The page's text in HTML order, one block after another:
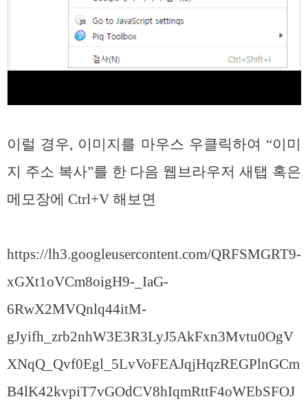
이럴 경우, 이미지를 마우스 우클릭하여 “이미
지 주소 복사”를 한 다음 웹브라우저 새탭 혹은
메모장에 Ctrl+V 해보면
https://lh3.googleusercontent.com/QRFSMGRT9-
xGXt1oVCm8oigH9-_IaG-
6RwX2MVQnlq44itM-
gJyifh_zrb2nhW3E3R3LyJ5AkFxn3Mvtu0OgV
XNqQ_Qvf0Egl_5LvVoFEAJqjHqzREGPlnGCm
B4lK42kvpiT7vGOdCV8hIqmRttF4oWEbSFOJ